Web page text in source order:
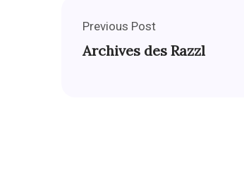
Previous Post
Archives des Razzl